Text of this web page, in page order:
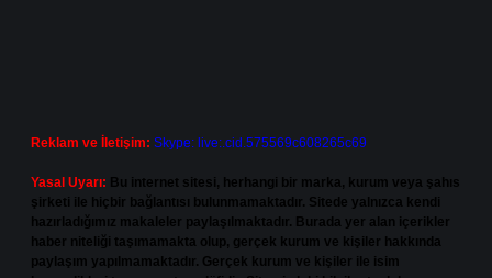
Reklam ve İletişim: Skype: live:.cid.575569c608265c69
Yasal Uyarı: Bu internet sitesi, herhangi bir marka, kurum veya şahıs
şirketi ile hiçbir bağlantısı bulunmamaktadır. Sitede yalnızca kendi
hazırladığımız makaleler paylaşılmaktadır. Burada yer alan içerikler
haber niteliği taşımamakta olup, gerçek kurum ve kişiler hakkında
paylaşım yapılmamaktadır. Gerçek kurum ve kişiler ile isim